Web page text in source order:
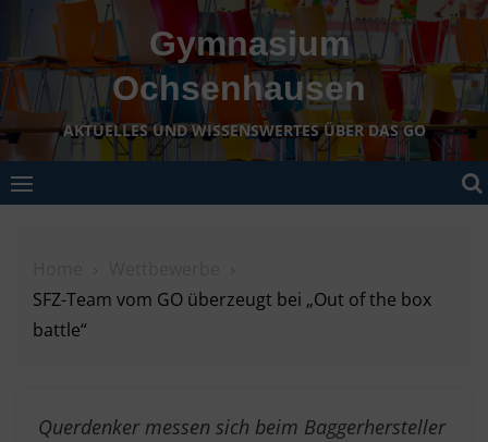
Skip
content
Gymnasium
Ochsenhausen
AKTUELLES UND WISSENSWERTES ÜBER DAS GO
SFZ-Team vom GO überzeugt bei „Out of the box
battle“
Querdenker messen sich beim Baggerhersteller